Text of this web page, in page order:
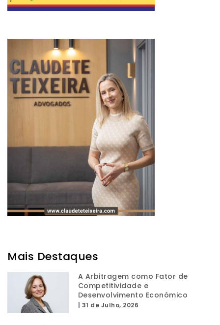
Mais Destaques
A Arbitragem como Fator de
Competitividade e
Desenvolvimento Económico
31 de Julho, 2026